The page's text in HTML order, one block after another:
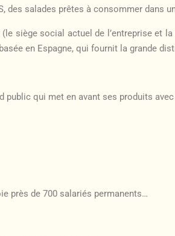
des salades prêtes à consommer dans
siège social actuel de l’entreprise et
en Espagne, qui fournit la grande
qui met en avant ses produits
près de 700 salariés permanents…